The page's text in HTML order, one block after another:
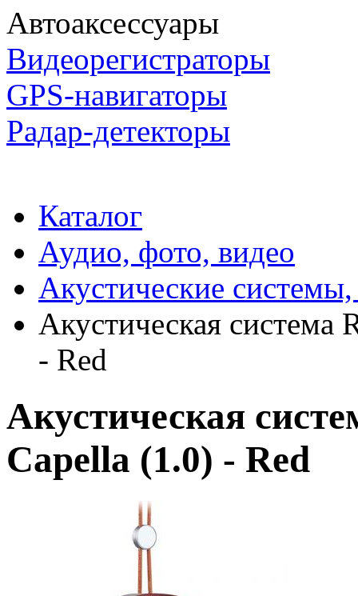
Автоаксессуары
Видеорегистраторы
GPS-навигаторы
Радар-детекторы
Каталог
Аудио, фото, видео
Акустические
Акустическая
- Red
Акустическая
Capella (1.0) - Red